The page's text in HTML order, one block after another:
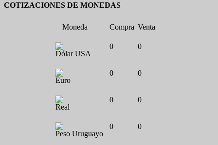
COTIZACIONES DE MONEDAS
Moneda Compra Venta
Dólar USA
0 0
Euro
0 0
Real
0 0
Peso Uruguayo
0 0